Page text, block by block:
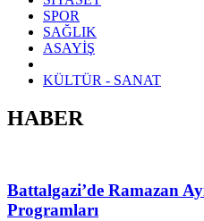
SPOR
SAĞLIK
ASAYİŞ
KÜLTÜR - SANAT
HABER
Battalgazi’de Ramazan
Programları